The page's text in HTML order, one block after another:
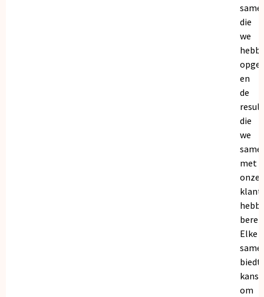
die
we
en
de
die
we
met
onze
Elke
biedt
om